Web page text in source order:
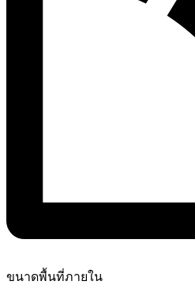
ขนาดพื้นที่ภายใน